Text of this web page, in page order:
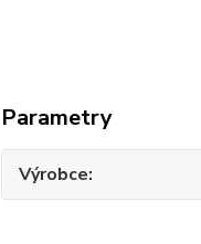
Parametry
Výrobce